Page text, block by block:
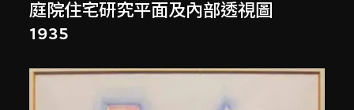
庭院住宅研究平面及內部透視圖
1935